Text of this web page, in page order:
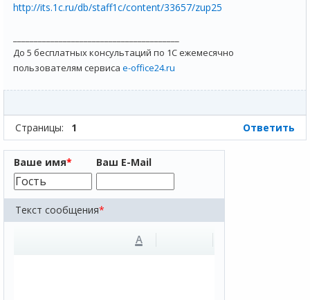
http://its.1c.ru/db/staff1c/content/33657/zup25
До 5 бесплатных консультаций по 1С ежемесячно
пользователям сервиса e-office24.ru
Страницы: 1 Ответить
Ваше имя* Ваш E-Mail
Текст сообщения*
A